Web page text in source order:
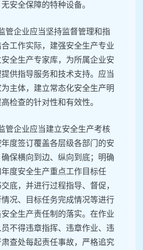
安全保障的特种设备。
企业应当坚持监督管理和指
工作实际，建强安全生产专业
全生产专家库，为所属企业安
供指导服务和技术支持。应当
主体，建立常态化安全生产明
检查的针对性和有效性。
企业应当建立安全生产考核
度签订覆盖各层级各部门的安
保横向到边、纵向到底；明确
度安全生产重点工作目标任
底，并进行过程指导、督促，
况、目标任务完成情况等进行
全生产责任制的落实。在作业
不得违章指挥、违章作业、违
查处每起责任事故，严格追究